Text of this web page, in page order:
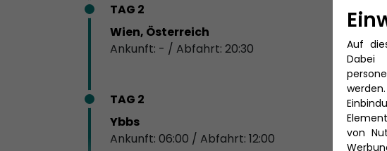
TAG 2
Wien, Österreich
Ankunft: - / Abfahrt: 20:30
TAG 2
Ybbs
Ankunft: 06:00 / Abfahrt: 12:00
Auf
Dabei
von